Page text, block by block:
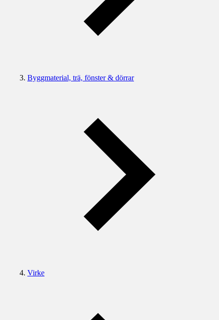
Byggmaterial, trä, fönster & dörrar
Virke